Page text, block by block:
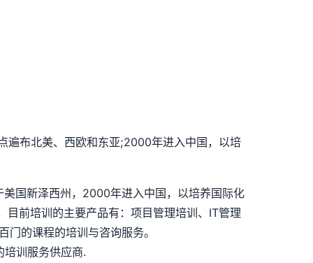
布北美、西欧和东亚;2000年进入中国，以培
新泽西州，2000年进入中国，以培养国际化
前培训的主要产品有：项目管理培训、IT管理
的课程的培训与咨询服务。
训服务供应商.